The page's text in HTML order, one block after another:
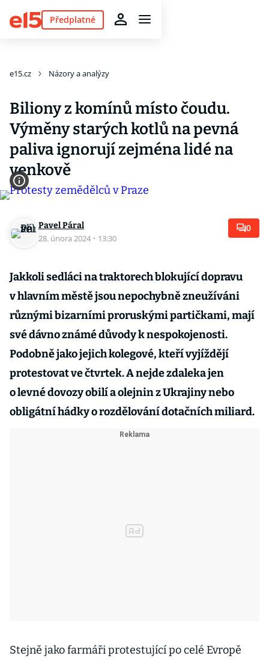
Předplatné
e15.cz Názory a analýzy
Biliony z komínů místo čoudu.
Výměny starých kotlů na pevná
paliva ignorují zejména lidé na
venkově
Pavel Páral
28. února 2024 · 13:30
0
Jakkoli sedláci na traktorech blokující dopravu
v hlavním městě jsou nepochybně zneužíváni
různými bizarními proruskými partičkami, mají
své dávno známé důvody k nespokojenosti.
Podobně jako jejich kolegové, kteří vyjíždějí
protestovat ve čtvrtek. A nejde zdaleka jen
o levné dovozy obilí a olejnin z Ukrajiny nebo
obligátní hádky o rozdělování dotačních miliard.
Stejně jako farmáři protestující po celé Evropě